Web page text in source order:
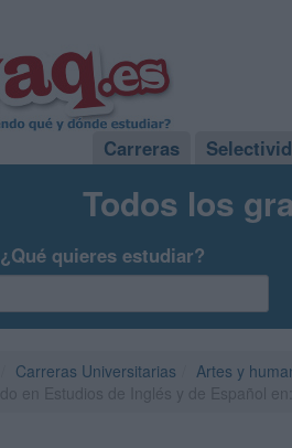
Carreras
Todos los
¿Qué quieres estudiar?
Carreras Universitarias Artes y